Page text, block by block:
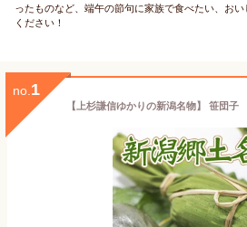
ったものなど、端午の節句に家族で食べたい、お
ください！
no. 1